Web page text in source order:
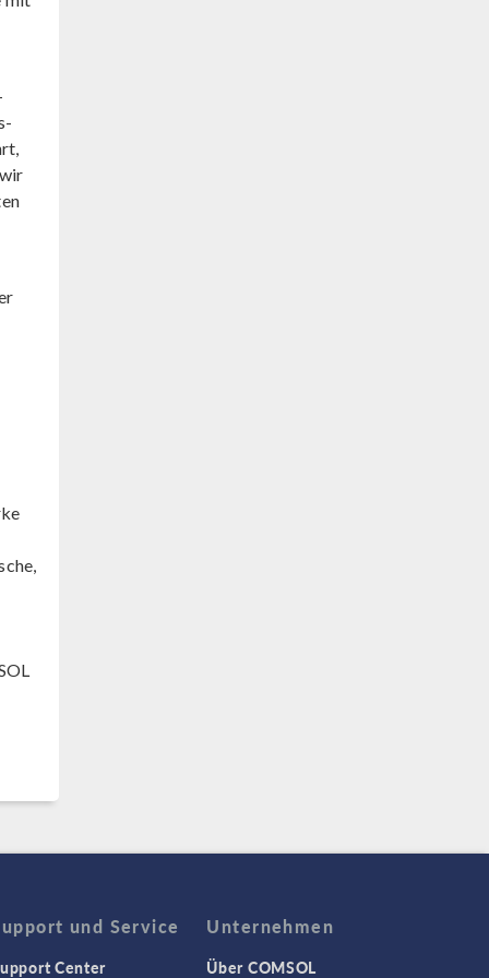
und Service
Center
Unternehmen
Über COMSOL